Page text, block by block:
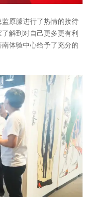
原滕进行了热情的接待
解到对自己更多更有利
体验中心给予了充分的